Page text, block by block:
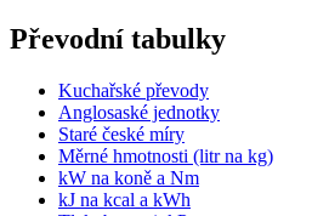
Převodní tabulky
Kuchařské převody
Anglosaské jednotky
Staré české míry
Měrné hmotnosti (litr na kg)
kW na koně a Nm
kJ na kcal a kWh